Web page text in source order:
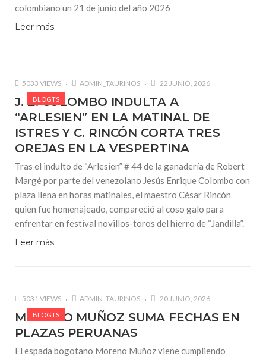
colombiano un 21 de junio del año 2026
Leer más
BLOGTS
5033 VIEWS ADMIN_TAURINOS 22 JUNIO, 2026
J. E. COLOMBO INDULTA A
“ARLESIEN” EN LA MATINAL DE
ISTRES Y C. RINCÓN CORTA TRES
OREJAS EN LA VESPERTINA
Tras el indulto de “Arlesien” # 44 de la ganadería de Robert
Margé por parte del venezolano Jesús Enrique Colombo con
plaza llena en horas matinales, el maestro César Rincón
quien fue homenajeado, compareció al coso galo para
enfrentar en festival novillos-toros del hierro de “Jandilla”.
Leer más
BLOGTS
5031 VIEWS ADMIN_TAURINOS 20 JUNIO, 2026
MORENO MUÑOZ SUMA FECHAS EN
PLAZAS PERUANAS
El espada bogotano Moreno Muñoz viene cumpliendo